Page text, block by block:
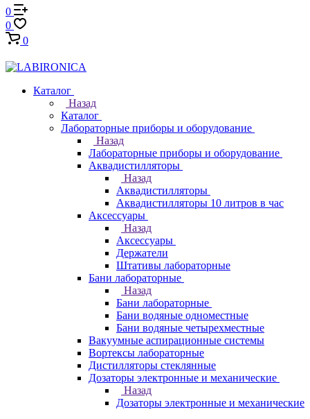
0
0
0
Каталог
Назад
Каталог
Лабораторные приборы и оборудование
Назад
Лабораторные приборы и оборудование
Аквадистилляторы
Назад
Аквадистилляторы
Аквадистилляторы 10 литров в час
Аксессуары
Назад
Аксессуары
Держатели
Штативы лабораторные
Бани лабораторные
Назад
Бани лабораторные
Бани водяные одноместные
Бани водяные четырехместные
Вакуумные аспирационные системы
Вортексы лабораторные
Дистилляторы стеклянные
Дозаторы электронные и механические
Назад
Дозаторы электронные и механические